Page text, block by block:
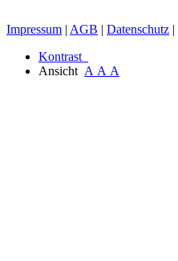
Impressum | AGB | Datenschutz |
Kontrast
Ansicht A A A